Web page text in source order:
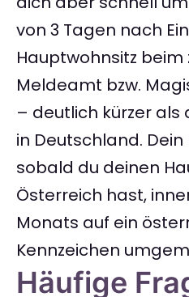
von 3 Tagen nach
Hauptwohnsitz
Meldeamt bzw.
– deutlich kürzer als
in Deutschland.
sobald du deinen
Österreich hast,
Monats auf ein
Kennzeichen
Häufige